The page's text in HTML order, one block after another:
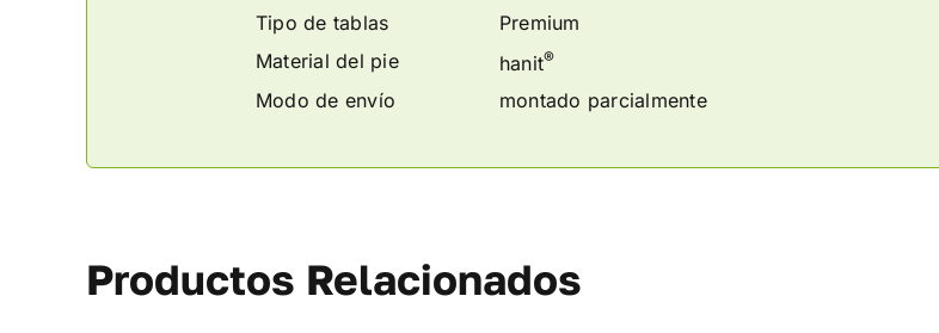
Tipo de tablas
Premium
Material del pie
hanit®
Modo de envío montado parcialmente
Productos Relacionados